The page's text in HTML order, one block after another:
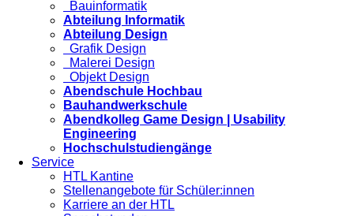
Bauinformatik
Abteilung Informatik
Abteilung Design
Grafik Design
Malerei Design
Objekt Design
Abendschule Hochbau
Bauhandwerkschule
Abendkolleg Game Design | Usability
Engineering
Hochschulstudiengänge
Service
HTL Kantine
Stellenangebote für Schüler:innen
Karriere an der HTL